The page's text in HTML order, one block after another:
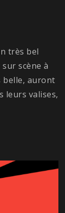
très bel
scène à
belle, auront
leurs valises,